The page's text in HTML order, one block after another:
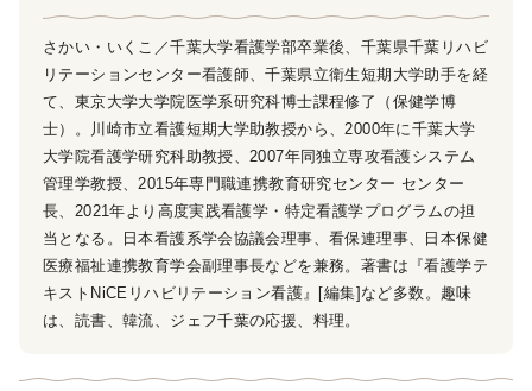
さかい・いくこ／千葉大学看護学部卒業後、千葉県千葉リハビ
リテーションセンター看護師、千葉県立衛生短期大学助手を経
て、東京大学大学院医学系研究科博士課程修了（保健学博
士）。川崎市立看護短期大学助教授から、2000年に千葉大学
大学院看護学研究科助教授、2007年同独立専攻看護システム
管理学教授、2015年専門職連携教育研究センター センター
長、2021年より高度実践看護学・特定看護学プログラムの担
当となる。日本看護系学会協議会理事、看保連理事、日本保健
医療福祉連携教育学会副理事長などを兼務。著書は『看護学テ
キストNiCEリハビリテーション看護』[編集]など多数。趣味
は、読書、韓流、ジェフ千葉の応援、料理。